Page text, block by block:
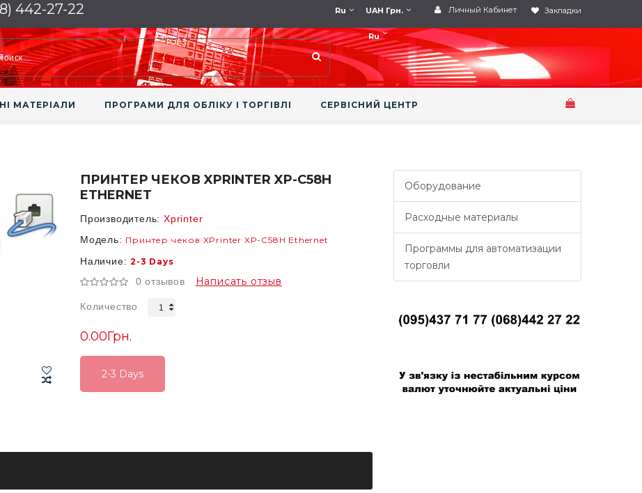
442-27-22 Закладки
Личный Кабинет
UAH Грн.
Ru
Ru
МАТЕРІАЛИ ПРОГРАМИ ДЛЯ ОБЛІКУ І ТОРГІВЛІ СЕРВІСНИЙ ЦЕНТР
ПРИНТЕР ЧЕКОВ XPRINTER XP-С58H
ETHERNET
Производитель: Xprinter
Модель: Принтер чеков XPrinter XP-С58H Ethernet
Наличие: 2-3 Days
0 отзывов Написать отзыв
Количество
0.00Грн.
2-3 Days
2-3 Days
Оборудование
Расходные материалы
Программы для автоматизации
торговли